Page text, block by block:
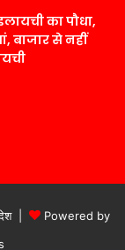
का पौधा,
बाजार से नहीं
|
Powered by